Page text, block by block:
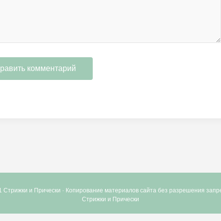
Стрижки и Прически · Копирование материалов сайта без разрешения
Стрижки и Прически